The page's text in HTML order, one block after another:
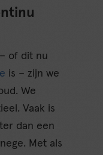
– of dit nu
is – zijn we
We
Vaak is
dan een
Met als